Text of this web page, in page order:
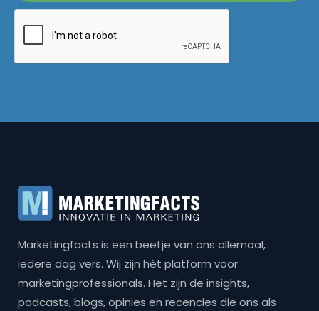
Marketingfacts is een beetje van ons allemaal,
iedere dag vers. Wij zijn hét platform voor
marketingprofessionals. Het zijn de insights,
podcasts, blogs, opinies en recencies die ons als